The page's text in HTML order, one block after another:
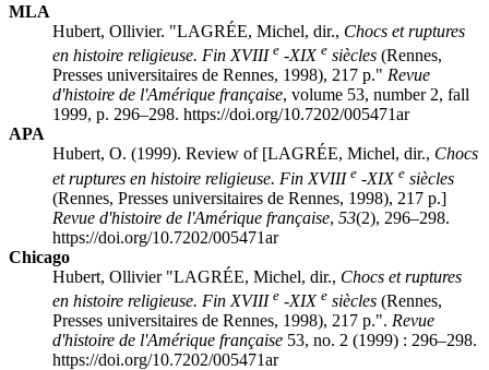
MLA
Hubert, Ollivier. "LAGRÉE, Michel, dir., Chocs et ruptures
en histoire religieuse. Fin XVIII e -XIX e siècles (Rennes,
Presses universitaires de Rennes, 1998), 217 p." Revue
d'histoire de l'Amérique française, volume 53, number 2, fall
1999, p. 296–298. https://doi.org/10.7202/005471ar
APA
Hubert, O. (1999). Review of [LAGRÉE, Michel, dir., Chocs
et ruptures en histoire religieuse. Fin XVIII e -XIX e siècles
(Rennes, Presses universitaires de Rennes, 1998), 217 p.]
Revue d'histoire de l'Amérique française, 53(2), 296–298.
https://doi.org/10.7202/005471ar
Chicago
Hubert, Ollivier "LAGRÉE, Michel, dir., Chocs et ruptures
en histoire religieuse. Fin XVIII e -XIX e siècles (Rennes,
Presses universitaires de Rennes, 1998), 217 p.". Revue
d'histoire de l'Amérique française 53, no. 2 (1999) : 296–298.
https://doi.org/10.7202/005471ar